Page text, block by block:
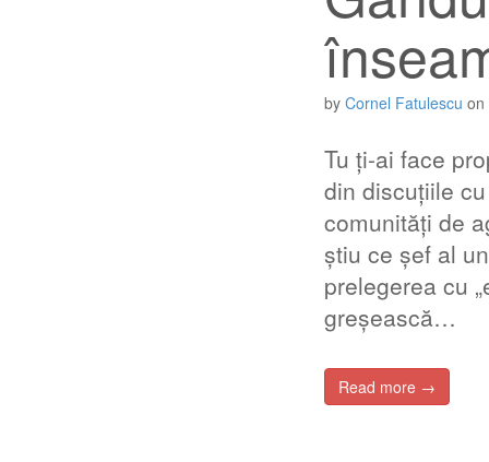
by Cornel Fatulescu on
Tu ți-ai face
din discuțiile
comunități de
știu ce șef al
prelegerea cu
greșească…
Read more →